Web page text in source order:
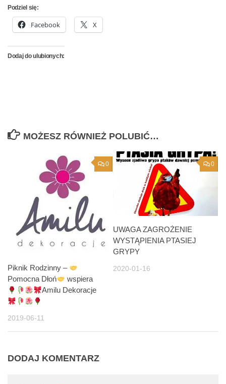
Podziel się:
Facebook X
Dodaj do ulubionych:
MOŻESZ RÓWNIEŻ POLUBIĆ…
0
Piknik Rodzinny –
Pomocna Dłoń
wspiera
Amilu Dekoracje
2019-06-11
0
UWAGA ZAGROŻENIE
WYSTĄPIENIA PTASIEJ
GRYPY
2020-01-16
DODAJ KOMENTARZ